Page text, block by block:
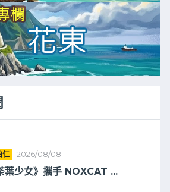
仁 2026/08/08
葉少女》攜手 NOXCAT ...